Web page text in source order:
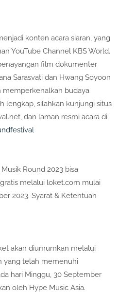
konten acara siaran, yang
YouTube Channel KBS World.
film dokumenter
Sarasvati dan Hwang Soyoon
memperkenalkan budaya
lengkap, silahkan kunjungi situs
dan laman resmi acara di
Round 2023 bisa
melalui loket.com mulai
2023. Syarat & Ketentuan
akan diumumkan melalui
yang telah memenuhi
hari Minggu, 30 September
oleh Hype Music Asia.